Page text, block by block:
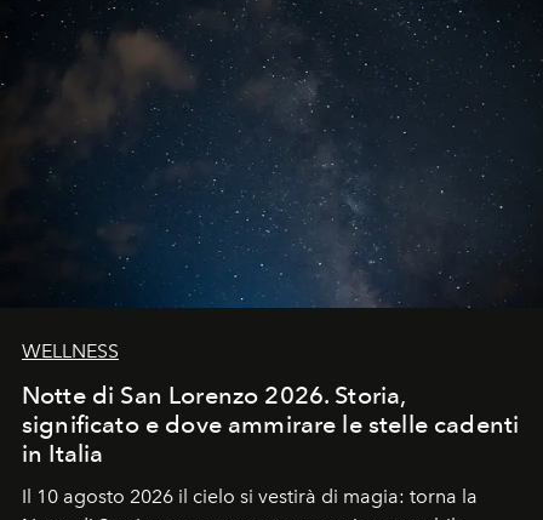
WELLNESS
Notte di San Lorenzo 2026. Storia,
significato e dove ammirare le stelle cadenti
in Italia
Il 10 agosto 2026 il cielo si vestirà di magia: torna la